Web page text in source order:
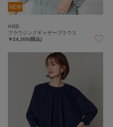
NEW
INED
ブラウジングギャザーブラウス
￥24,200(税込)